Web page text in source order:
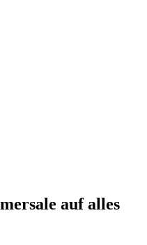
auf alles